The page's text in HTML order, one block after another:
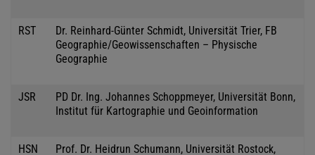
RST
Dr. Reinhard-Günter Schmidt, Universität Trier, FB
Geographie/Geowissenschaften – Physische
Geographie
JSR
PD Dr. Ing. Johannes Schoppmeyer, Universität Bonn,
Institut für Kartographie und Geoinformation
HSN
Prof. Dr. Heidrun Schumann, Universität Rostock,